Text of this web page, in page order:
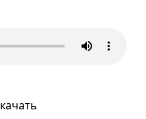
священнослужитель